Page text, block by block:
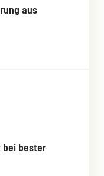
aus
bei bester